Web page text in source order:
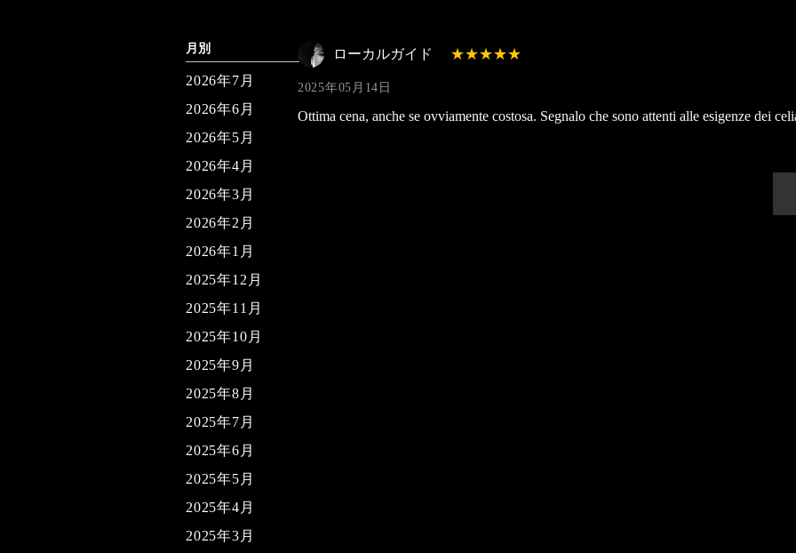
ローカルガイド
2025年05月14日
Ottima cena, anche se ovviamente costosa. Segnalo che sono attenti alle esigenze dei
月別
2026年7月
2026年6月
2026年5月
2026年4月
2026年3月
2026年2月
2026年1月
2025年12月
2025年11月
2025年10月
2025年9月
2025年8月
2025年7月
2025年6月
2025年5月
2025年4月
2025年3月